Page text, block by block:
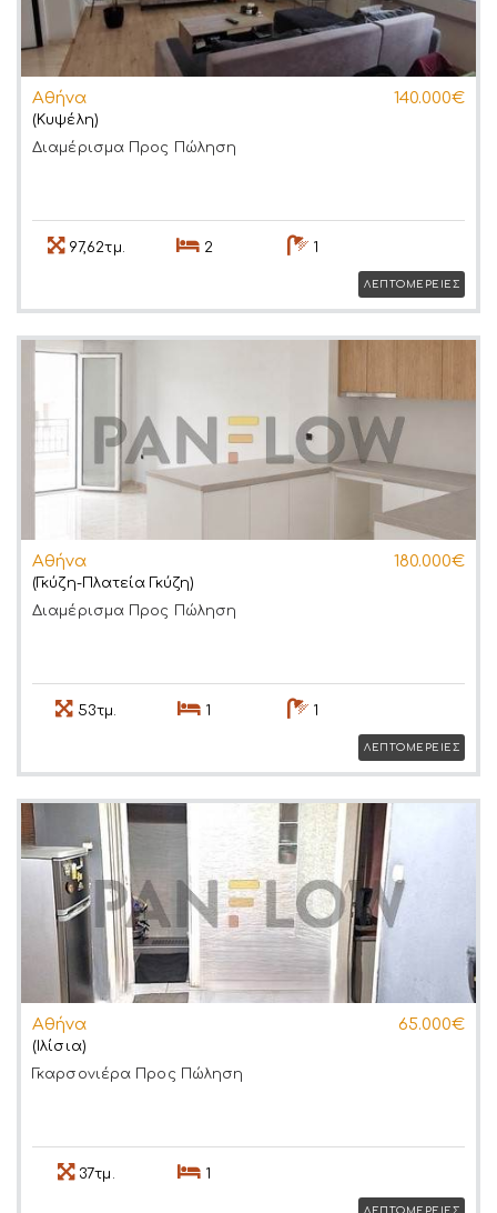
Αθήνα 140.000€
(Κυψέλη)
Διαμέρισμα Προς Πώληση
97,62τμ. 2 1
ΛΕΠΤΟΜΕΡΕΙΕΣ
Αθήνα 180.000€
(Γκύζη-Πλατεία Γκύζη)
Διαμέρισμα Προς Πώληση
53τμ. 1 1
ΛΕΠΤΟΜΕΡΕΙΕΣ
Αθήνα 65.000€
(Ιλίσια)
Γκαρσονιέρα Προς Πώληση
37τμ. 1
ΛΕΠΤΟΜΕΡΕΙΕΣ